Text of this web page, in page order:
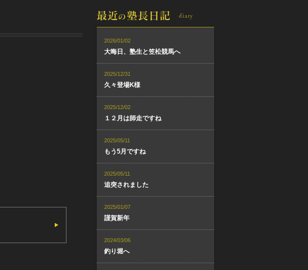
2026/01/02
大晦日、塾生と笠松競馬へ
2025/12/31
久々登場K様
2025/12/02
１２月は師走ですね
2025/05/11
もう5月ですね
2025/05/11
追突されました
2025/01/07
謹賀新年
2024/03/06
釣り堀へ